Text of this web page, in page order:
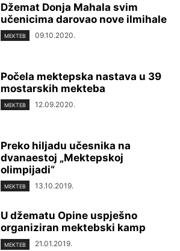
Džemat Donja Mahala svim
učenicima darovao nove ilmihale
MEKTEB 09.10.2020.
Počela mektepska nastava u 39
mostarskih mekteba
MEKTEB 12.09.2020.
Preko hiljadu učesnika na
dvanaestoj „Mektepskoj
olimpijadi“
MEKTEB 13.10.2019.
U džematu Opine uspješno
organiziran mektebski kamp
MEKTEB 21.01.2019.